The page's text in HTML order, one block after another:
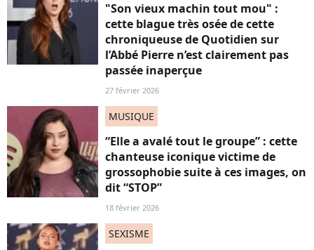
"Son vieux machin tout mou" :
cette blague très osée de cette
chroniqueuse de Quotidien sur
l’Abbé Pierre n’est clairement pas
passée inaperçue
27 février 2026
MUSIQUE
“Elle a avalé tout le groupe” : cette
chanteuse iconique victime de
grossophobie suite à ces images, on
dit “STOP”
18 février 2026
SEXISME